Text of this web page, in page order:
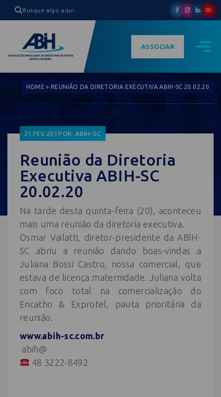
ASSOCIAR
HOME »REUNIÃO DA DIRETORIA EXECUTIVA ABIH-SC 20.02.20
21.FEV.20 | POR: ABIH-SC
Reunião da Diretoria
Executiva ABIH-SC
20.02.20
Na tarde desta quinta-feira (20), aconteceu
mais uma reunião da diretoria executiva.
Osmar Vailatti, diretor-presidente da ABIH-
SC abriu a reunião dando boas-vindas a
Juliana Bossi Castro, nossa comercial, que
estava de licença maternidade. Juliana volta
com foco total na comercialização do
Encatho & Exprotel, pauta prioritária da
reunião.
www.abih-sc.com.br
abih@
48 3222-8492